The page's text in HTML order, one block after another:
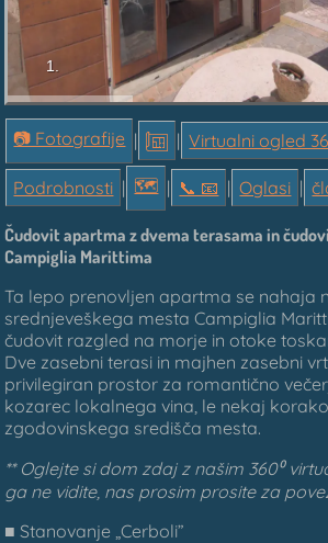
1.
📷 Fotografije | | Virtualni ogled
Podrobnosti | 🗺 | 📞︎ 📧 | Oglasi |
Čudovit apartma z dvema terasama in
Campiglia Marittima
Ta lepo prenovljen apartma se nahaja
srednjeveškega mesta Campiglia
čudovit razgled na morje in otoke
Dve zasebni terasi in majhen zasebni
privilegiran prostor za romantično
kozarec lokalnega vina, le nekaj
zgodovinskega središča mesta.
** Oglejte si dom zdaj z našim 360⁰
ga ne vidite, nas prosim prosite za
■ Stanovanje „Cerboli”